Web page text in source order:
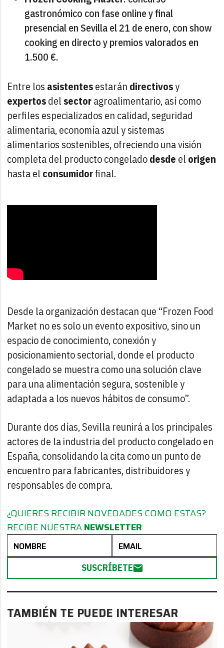
gastronómico con fase online y final
presencial en Sevilla el 21 de enero, con show
cooking en directo y premios valorados en
1.500 €.
Entre los asistentesestarán directivosy
expertosdel sectoragroalimentario, así como
perfiles especializados en calidad, seguridad
alimentaria, economía azul y sistemas
alimentarios sostenibles, ofreciendo una visión
completa del producto congeladodesde el origen
hasta el consumidorfinal.
Desde la organización destacan que “Frozen Food
Market no es solo un evento expositivo, sino un
espacio de conocimiento, conexión y
posicionamiento sectorial, donde el producto
congelado se muestra como una solución clave
para una alimentación segura, sostenible y
adaptada a los nuevos hábitos de consumo”.
Durante dos días, Sevilla reunirá a los principales
actores de la industria del producto congelado en
España, consolidando la cita como un punto de
encuentro para fabricantes, distribuidores y
responsables de compra.
¿QUIERES RECIBIR NOVEDADES COMO ESTAS?
RECIBE NUESTRANEWSLETTER
SUSCRÍBETE
TAMBIÉN TE PUEDE INTERESAR